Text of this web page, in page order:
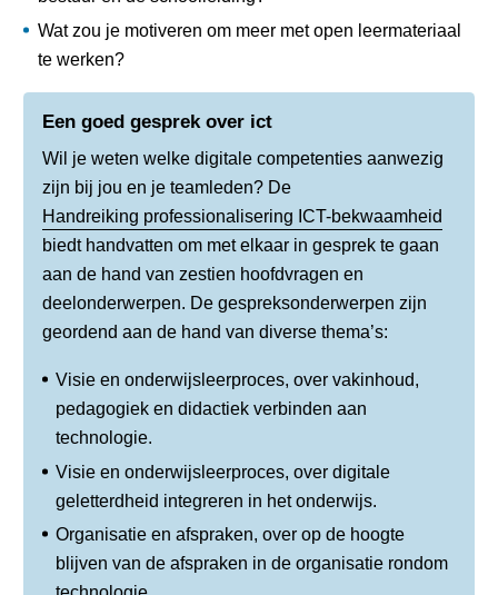
Wat zou je motiveren om meer met open leermateriaal
te werken?
Een goed gesprek over ict
Wil je weten welke digitale competenties aanwezig
zijn bij jou en je teamleden? De
Handreiking professionalisering ICT-bekwaamheid
biedt handvatten om met elkaar in gesprek te gaan
aan de hand van zestien hoofdvragen en
deelonderwerpen. De gespreksonderwerpen zijn
geordend aan de hand van diverse thema’s:
Visie en onderwijsleerproces, over vakinhoud,
pedagogiek en didactiek verbinden aan
technologie.
Visie en onderwijsleerproces, over digitale
geletterdheid integreren in het onderwijs.
Organisatie en afspraken, over op de hoogte
blijven van de afspraken in de organisatie rondom